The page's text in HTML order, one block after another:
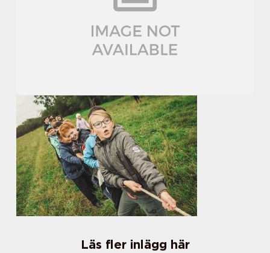
Läs fler inlägg här